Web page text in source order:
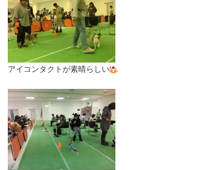
アイコンタクトが素晴らしい